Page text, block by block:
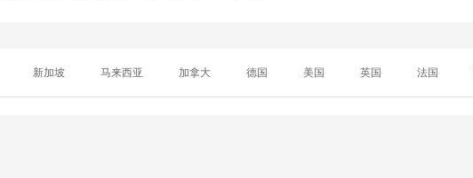
新加坡 马来西亚 加拿大 德国 美国 英国 法国